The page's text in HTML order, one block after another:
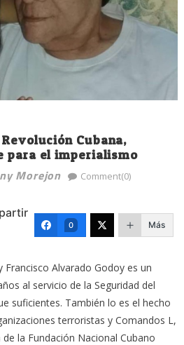
Cubana,
para el imperialismo
Morejon Comment(0)
0 Más
Francisco Alvarado Godoy es un
al servicio de la Seguridad del
suficientes. También lo es el hecho
terroristas y Comandos L,
la Fundación Nacional Cubano